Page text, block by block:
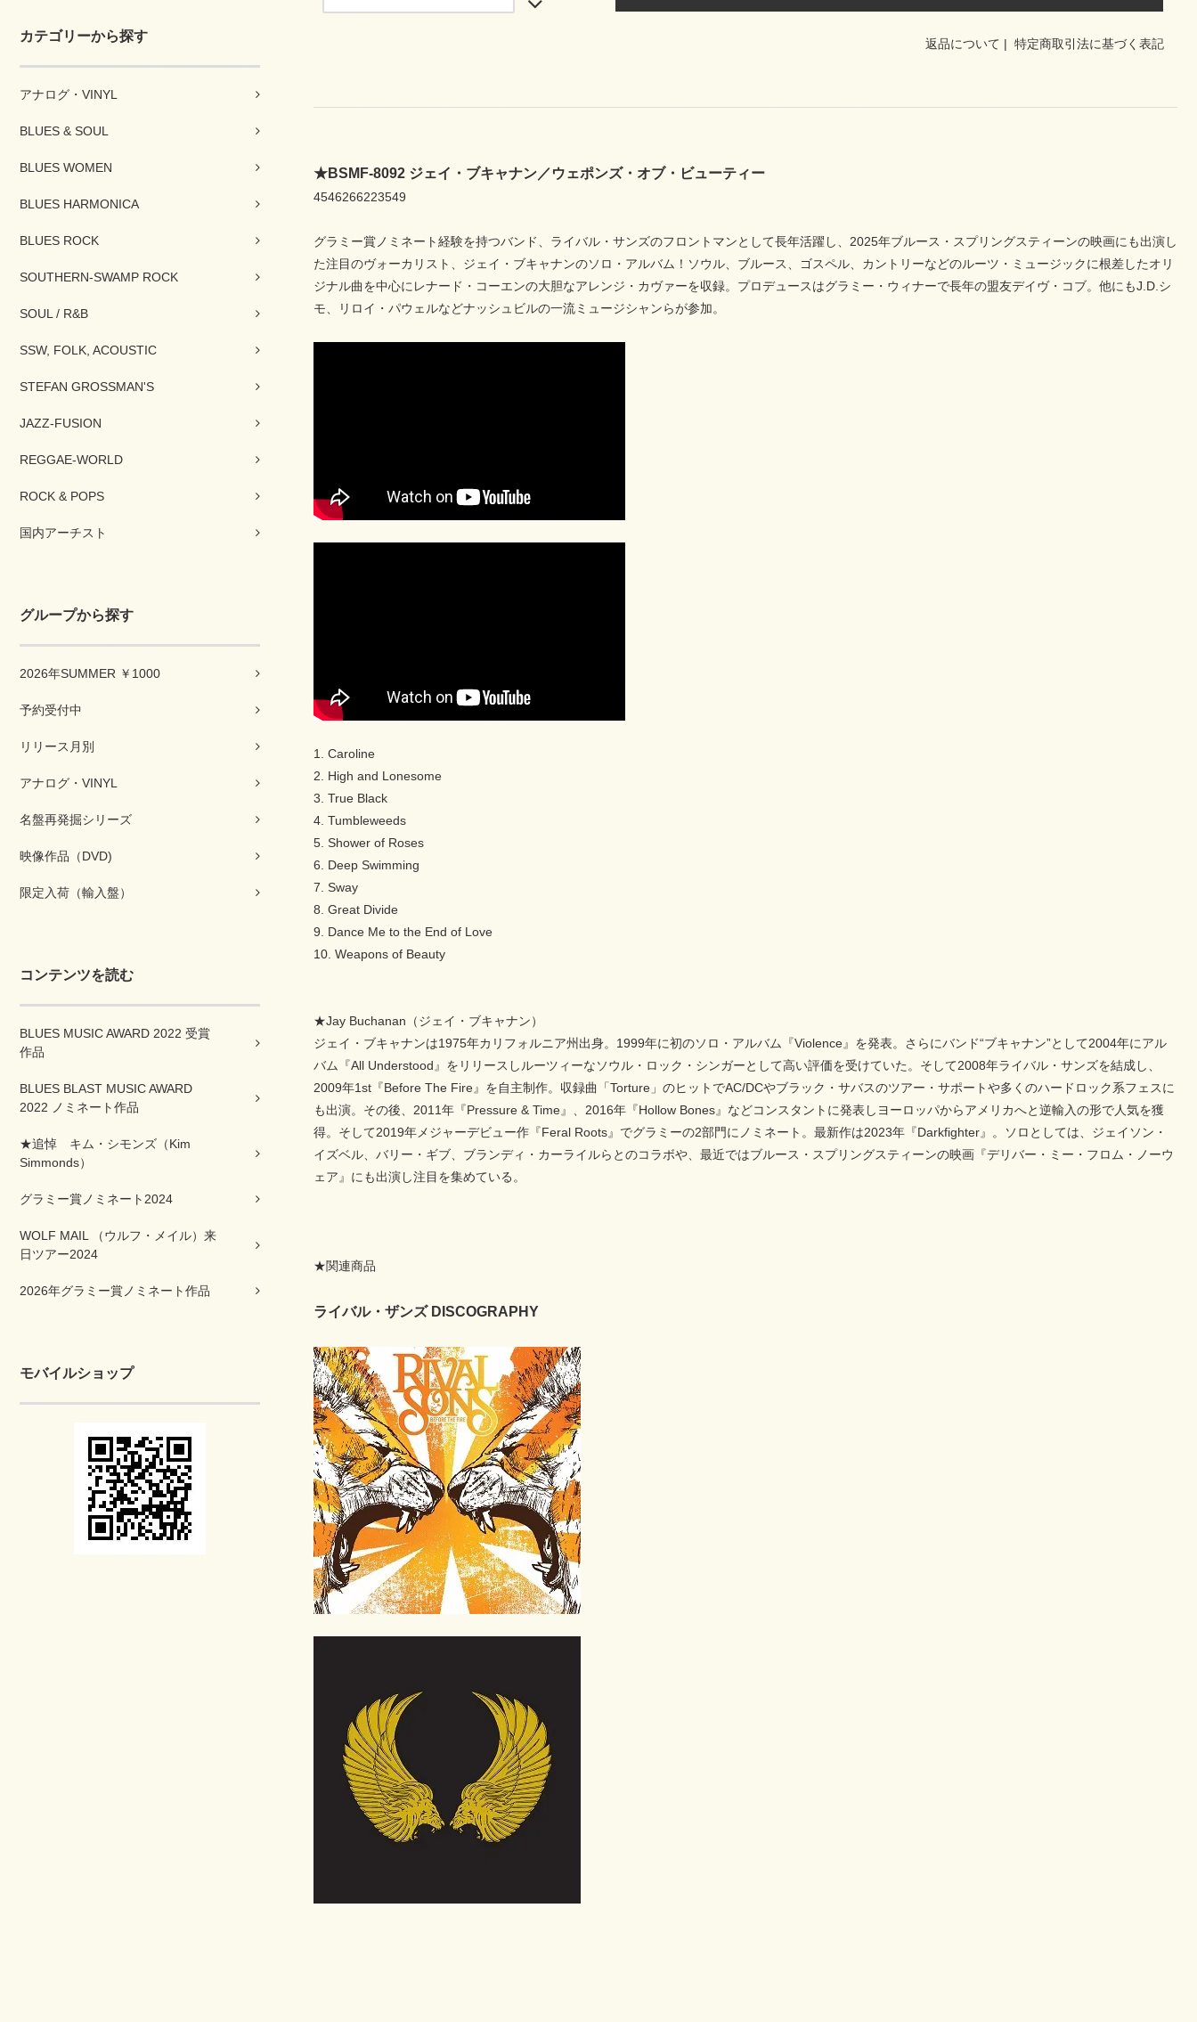
カテゴリーから探す
アナログ・VINYL
BLUES & SOUL
BLUES WOMEN
BLUES HARMONICA
BLUES ROCK
SOUTHERN-SWAMP ROCK
SOUL / R&B
SSW, FOLK, ACOUSTIC
STEFAN GROSSMAN'S
JAZZ-FUSION
REGGAE-WORLD
ROCK & POPS
国内アーチスト
グループから探す
2026年SUMMER ￥1000
予約受付中
リリース月別
アナログ・VINYL
名盤再発掘シリーズ
映像作品（DVD)
限定入荷（輸入盤）
コンテンツを読む
BLUES MUSIC AWARD 2022 受賞
作品
BLUES BLAST MUSIC AWARD
2022 ノミネート作品
★追悼 キム・シモンズ（Kim
Simmonds）
グラミー賞ノミネート2024
WOLF MAIL （ウルフ・メイル）来
日ツアー2024
2026年グラミー賞ノミネート作品
モバイルショップ
返品について | 特定商取引法に基づく表記
★BSMF-8092 ジェイ・ブキャナン／ウェポンズ・オブ・ビューティー
4546266223549
グラミー賞ノミネート経験を持つバンド、ライバル・サンズのフロントマンとして長年活躍し、2025年ブルース・スプリングスティーンの映画にも出演し
た注目のヴォーカリスト、ジェイ・ブキャナンのソロ・アルバム！ソウル、ブルース、ゴスペル、カントリーなどのルーツ・ミュージックに根差したオリ
ジナル曲を中心にレナード・コーエンの大胆なアレンジ・カヴァーを収録。プロデュースはグラミー・ウィナーで長年の盟友デイヴ・コブ。他にもJ.D.シ
モ、リロイ・パウェルなどナッシュビルの一流ミュージシャンらが参加。
1. Caroline
2. High and Lonesome
3. True Black
4. Tumbleweeds
5. Shower of Roses
6. Deep Swimming
7. Sway
8. Great Divide
9. Dance Me to the End of Love
10. Weapons of Beauty
★Jay Buchanan（ジェイ・ブキャナン）
ジェイ・ブキャナンは1975年カリフォルニア州出身。1999年に初のソロ・アルバム『Violence』を発表。さらにバンド“ブキャナン”として2004年にアル
バム『All Understood』をリリースしルーツィーなソウル・ロック・シンガーとして高い評価を受けていた。そして2008年ライバル・サンズを結成し、
2009年1st『Before The Fire』を自主制作。収録曲「Torture」のヒットでAC/DCやブラック・サバスのツアー・サポートや多くのハードロック系フェスに
も出演。その後、2011年『Pressure & Time』、2016年『Hollow Bones』などコンスタントに発表しヨーロッパからアメリカへと逆輸入の形で人気を獲
得。そして2019年メジャーデビュー作『Feral Roots』でグラミーの2部門にノミネート。最新作は2023年『Darkfighter』。ソロとしては、ジェイソン・
イズベル、バリー・ギブ、ブランディ・カーライルらとのコラボや、最近ではブルース・スプリングスティーンの映画『デリバー・ミー・フロム・ノーウ
ェア』にも出演し注目を集めている。
★関連商品
ライバル・ザンズ DISCOGRAPHY